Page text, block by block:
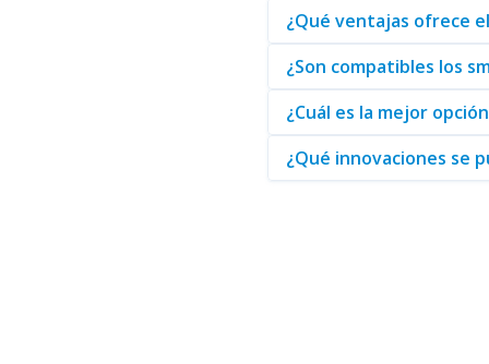
Finalmente, Abasteo se
marca tiene para ofrecer a
¿Qué ventajas ofrece
¿Son compatibles los
¿Cuál es la mejor
¿Qué innovaciones se